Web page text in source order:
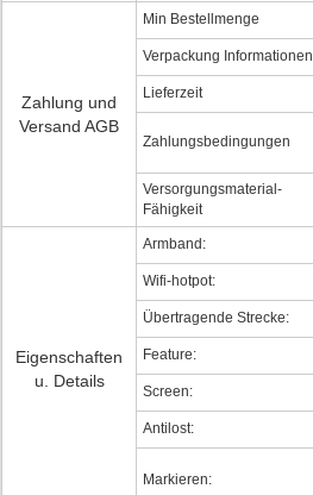
Zahlung und
Versand AGB
Min Bestellmenge
Verpackung Informationen
Lieferzeit
Zahlungsbedingungen
Versorgungsmaterial-
Fähigkeit
Eigenschaften
u. Details
Armband:
Wifi-hotpot:
Übertragende Strecke:
Feature:
Screen:
Antilost:
Markieren: